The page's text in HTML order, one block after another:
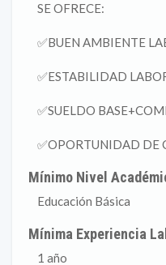
SE OFRECE:
✅BUEN AMBIENTE
✅ESTABILIDAD
✅SUELDO
✅OPORTUNIDAD DE
Mínimo Nivel
Educación Básica
Mínima Experiencia
1 año